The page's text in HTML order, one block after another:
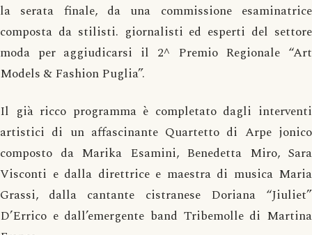
la serata finale, da una commissione esaminatrice
composta da stilisti. giornalisti ed esperti del settore
moda per aggiudicarsi il 2^ Premio Regionale “Art
Models & Fashion Puglia”.
Il già ricco programma è completato dagli interventi
artistici di un affascinante Quartetto di Arpe jonico
composto da Marika Esamini, Benedetta Miro, Sara
Visconti e dalla direttrice e maestra di musica Maria
Grassi, dalla cantante cistranese Doriana “Jiuliet”
D’Errico e dall’emergente band Tribemolle di Martina